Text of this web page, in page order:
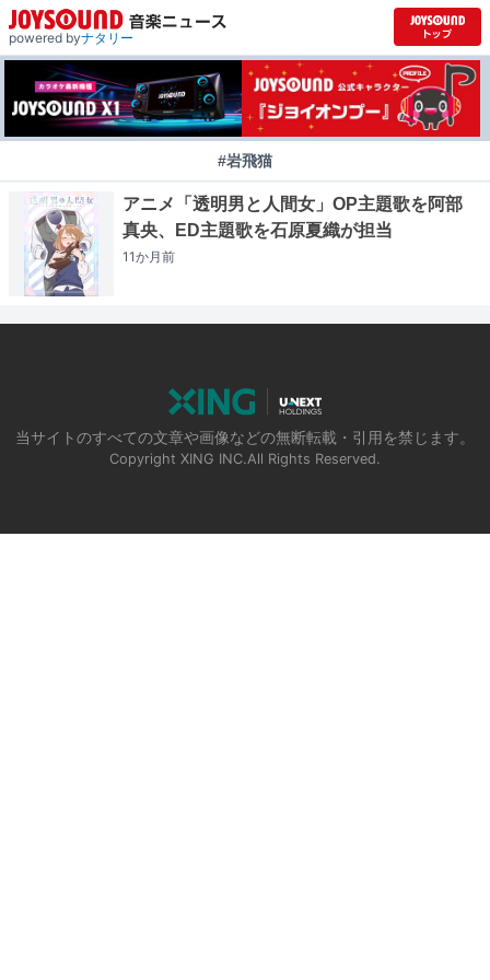
powered byナタリー
#岩飛猫
アニメ「透明男と人間女」OP主題歌を阿部
真央、ED主題歌を石原夏織が担当
11か月前
当サイトのすべての文章や画像などの無断転載・引用を禁じます。
Copyright XING INC.All Rights Reserved.